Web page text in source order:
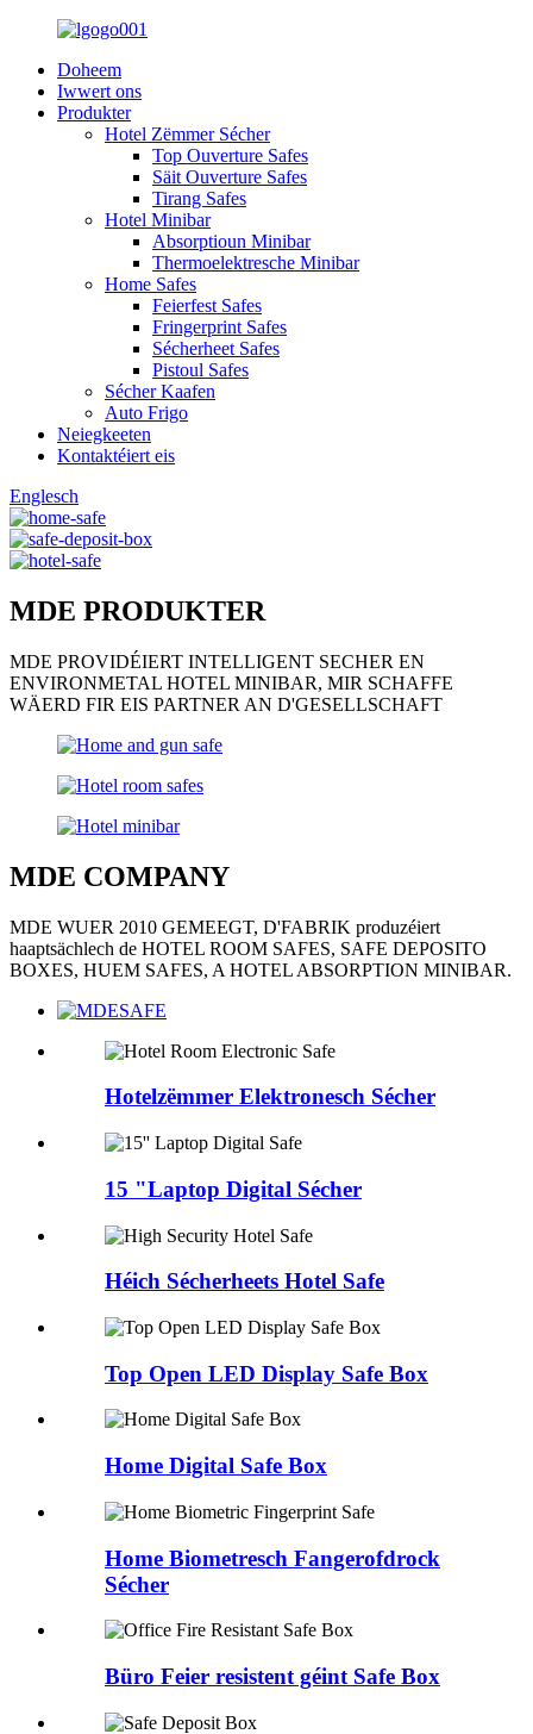
Doheem
Iwwert ons
Produkter
Hotel Zëmmer Sécher
Top Ouverture Safes
Säit Ouverture Safes
Tirang Safes
Hotel Minibar
Absorptioun Minibar
Thermoelektresche Minibar
Home Safes
Feierfest Safes
Fringerprint Safes
Sécherheet Safes
Pistoul Safes
Sécher Kaafen
Auto Frigo
Neiegkeeten
Kontaktéiert eis
Englesch
MDE PRODUKTER
MDE PROVIDÉIERT INTELLIGENT SECHER EN
ENVIRONMETAL HOTEL MINIBAR, MIR SCHAFFE
WÄERD FIR EIS PARTNER AN D'GESELLSCHAFT
MDE COMPANY
MDE WUER 2010 GEMEEGT, D'FABRIK produzéiert
haaptsächlech de HOTEL ROOM SAFES, SAFE DEPOSITO
BOXES, HUEM SAFES, A HOTEL ABSORPTION MINIBAR.
Hotelzëmmer Elektronesch Sécher
15 "Laptop Digital Sécher
Héich Sécherheets Hotel Safe
Top Open LED Display Safe Box
Home Digital Safe Box
Home Biometresch Fangerofdrock
Sécher
Büro Feier resistent géint Safe Box